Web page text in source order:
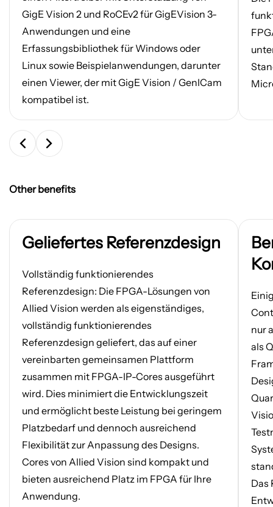
GigE Vision 2 und RoCEv2 für GigEVision 3-
Anwendungen und eine
Erfassungsbibliothek für Windows oder
Linux sowie Beispielanwendungen, darunter
einen Viewer, der mit GigE Vision / GenICam
kompatibel ist.
Other benefits
Geliefertes Referenzdesign
Vollständig funktionierendes
Referenzdesign: Die FPGA-Lösungen von
Allied Vision werden als eigenständiges,
vollständig funktionierendes
Referenzdesign geliefert, das auf einer
vereinbarten gemeinsamen Plattform
zusammen mit FPGA-IP-Cores ausgeführt
wird. Dies minimiert die Entwicklungszeit
und ermöglicht beste Leistung bei geringem
Platzbedarf und dennoch ausreichend
Flexibilität zur Anpassung des Designs.
Cores von Allied Vision sind kompakt und
bieten ausreichend Platz im FPGA für Ihre
Anwendung.
nur
als
Das